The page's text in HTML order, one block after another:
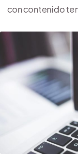
con contenido